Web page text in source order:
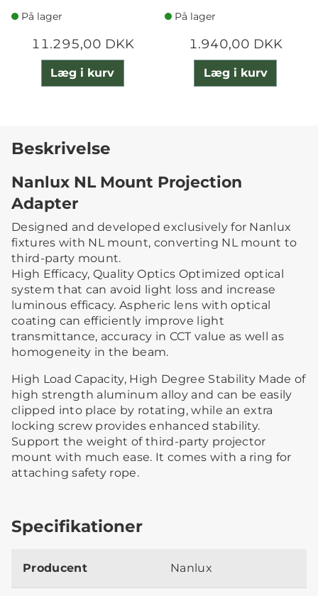
På lager
11.295,00 DKK
Læg i kurv
På lager
1.940,00 DKK
Læg i kurv
Beskrivelse
Nanlux NL Mount Projection
Adapter
Designed and developed exclusively for Nanlux
fixtures with NL mount, converting NL mount to
third-party mount.
High Efficacy, Quality Optics Optimized optical
system that can avoid light loss and increase
luminous efficacy. Aspheric lens with optical
coating can efficiently improve light
transmittance, accuracy in CCT value as well as
homogeneity in the beam.
High Load Capacity, High Degree Stability Made of
high strength aluminum alloy and can be easily
clipped into place by rotating, while an extra
locking screw provides enhanced stability.
Support the weight of third-party projector
mount with much ease. It comes with a ring for
attaching safety rope.
Specifikationer
Producent Nanlux